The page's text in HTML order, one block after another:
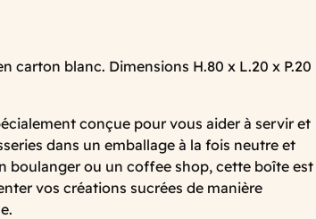
carton blanc. Dimensions H.80 x L.20 x P.20
conçue pour vous aider à servir et
dans un emballage à la fois neutre et
boulanger ou un coffee shop, cette boîte est
vos créations sucrées de manière